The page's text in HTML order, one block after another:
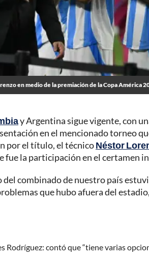
en medio de la premiación de la Copa América
y Argentina sigue vigente, con
en el mencionado torneo
por el título, el técnicoNéstor
fue la participación en el certamen
combinado de nuestro país
que hubo afuera del
contó que “tiene varias